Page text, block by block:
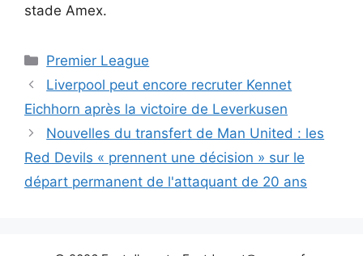
stade Amex.
Catégories
Premier League
Liverpool peut encore recruter Kennet
Eichhorn après la victoire de Leverkusen
Nouvelles du transfert de Man United : les
Red Devils « prennent une décision » sur le
départ permanent de l'attaquant de 20 ans